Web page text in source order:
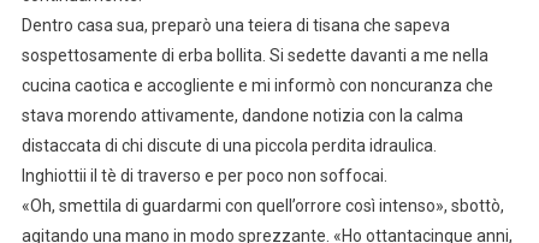
Dentro casa sua, preparò una teiera di tisana che sapeva
sospettosamente di erba bollita. Si sedette davanti a me nella
cucina caotica e accogliente e mi informò con noncuranza che
stava morendo attivamente, dandone notizia con la calma
distaccata di chi discute di una piccola perdita idraulica.
Inghiottii il tè di traverso e per poco non soffocai.
«Oh, smettila di guardarmi con quell’orrore così intenso», sbottò,
agitando una mano in modo sprezzante. «Ho ottantacinque anni,